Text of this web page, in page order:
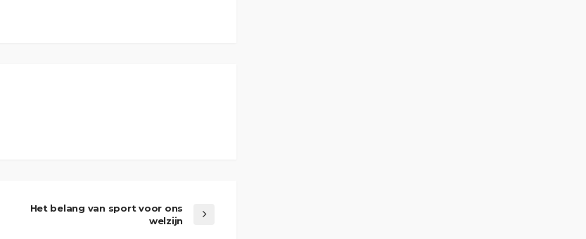
Het belang van sport voor ons
welzijn